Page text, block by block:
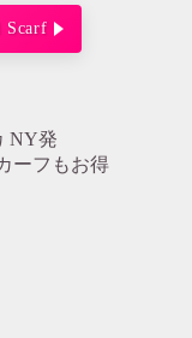
Scarf
NY発
ーフもお得